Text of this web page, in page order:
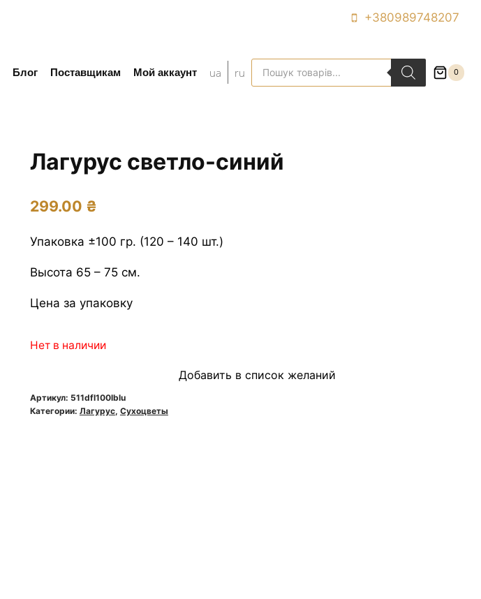
+380989748207
Блог Поставщикам Мой аккаунт ua ru
Поиск
товаров
0
Лагурус светло-синий
299.00 ₴
Упаковка ±100 гр. (120 – 140 шт.)
Высота 65 – 75 см.
Цена за упаковку
Нет в наличии
Добавить в список желаний
Артикул: 511dfl100lblu
Категории: Лагурус, Сухоцветы